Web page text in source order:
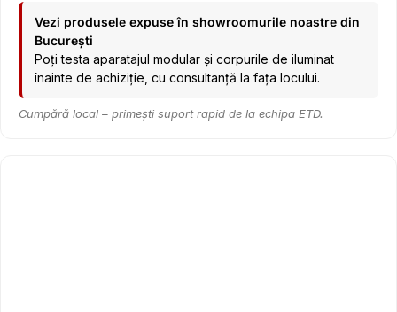
Vezi produsele expuse în showroomurile noastre din
București
Poți testa aparatajul modular și corpurile de iluminat
înainte de achiziție, cu consultanță la fața locului.
Cumpără local – primești suport rapid de la echipa ETD.